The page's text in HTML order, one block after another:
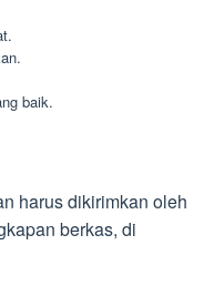
baik.
harus dikirimkan oleh
berkas, di